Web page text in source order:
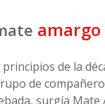
amargo
principios de la
de
surgía Mate